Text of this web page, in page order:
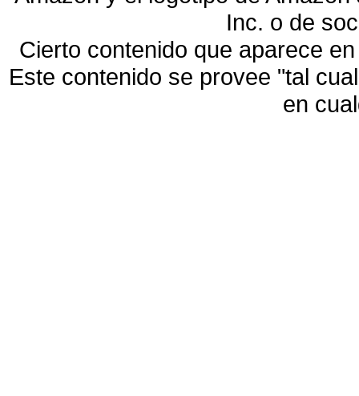
Inc. o de
Cierto contenido que aparece
Este contenido se provee "tal
en